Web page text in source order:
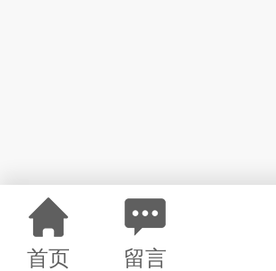
首页 留言